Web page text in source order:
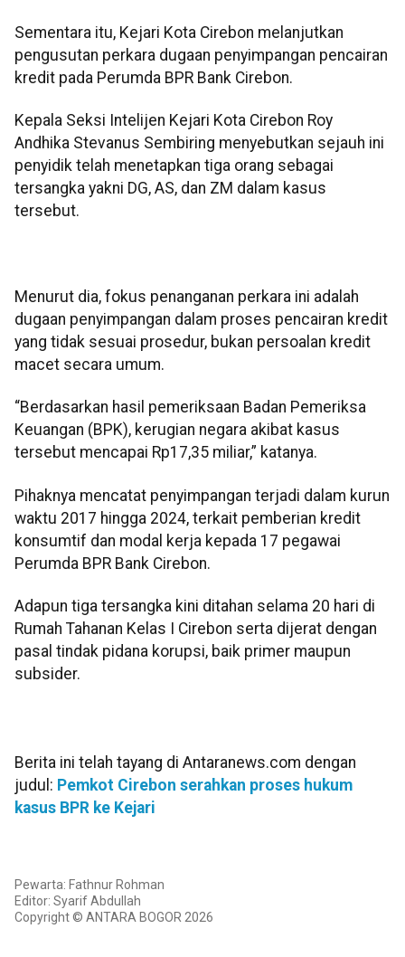
Sementara itu, Kejari Kota Cirebon melanjutkan
pengusutan perkara dugaan penyimpangan pencairan
kredit pada Perumda BPR Bank Cirebon.
Kepala Seksi Intelijen Kejari Kota Cirebon Roy
Andhika Stevanus Sembiring menyebutkan sejauh ini
penyidik telah menetapkan tiga orang sebagai
tersangka yakni DG, AS, dan ZM dalam kasus
tersebut.
Menurut dia, fokus penanganan perkara ini adalah
dugaan penyimpangan dalam proses pencairan kredit
yang tidak sesuai prosedur, bukan persoalan kredit
macet secara umum.
“Berdasarkan hasil pemeriksaan Badan Pemeriksa
Keuangan (BPK), kerugian negara akibat kasus
tersebut mencapai Rp17,35 miliar,” katanya.
Pihaknya mencatat penyimpangan terjadi dalam kurun
waktu 2017 hingga 2024, terkait pemberian kredit
konsumtif dan modal kerja kepada 17 pegawai
Perumda BPR Bank Cirebon.
Adapun tiga tersangka kini ditahan selama 20 hari di
Rumah Tahanan Kelas I Cirebon serta dijerat dengan
pasal tindak pidana korupsi, baik primer maupun
subsider.
Berita ini telah tayang di Antaranews.com dengan
judul: Pemkot Cirebon serahkan proses hukum
kasus BPR ke Kejari
Pewarta: Fathnur Rohman
Editor: Syarif Abdullah
Copyright © ANTARA BOGOR 2026